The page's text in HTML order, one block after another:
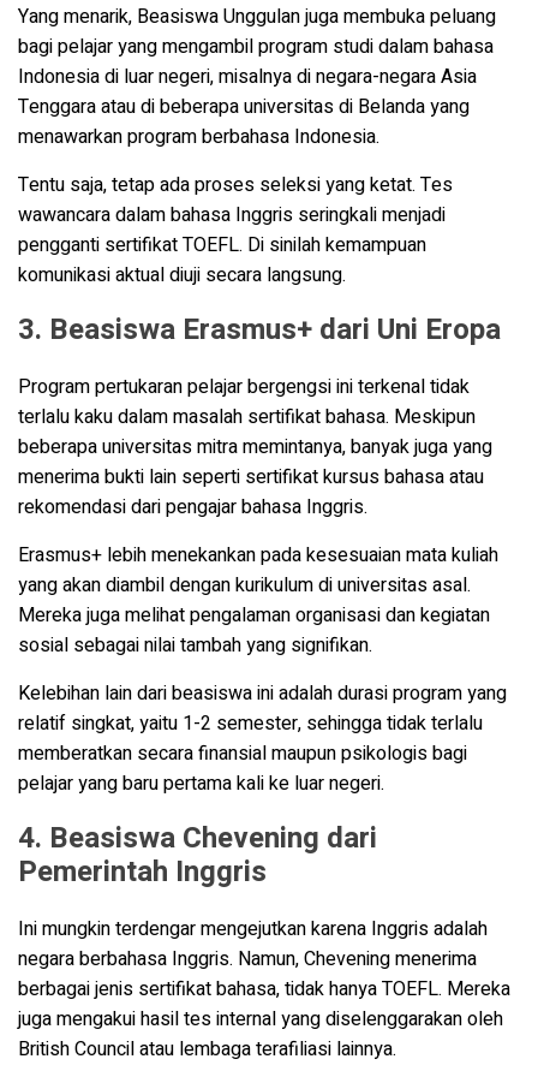
Yang menarik, Beasiswa Unggulan juga membuka peluang
bagi pelajar yang mengambil program studi dalam bahasa
Indonesia di luar negeri, misalnya di negara-negara Asia
Tenggara atau di beberapa universitas di Belanda yang
menawarkan program berbahasa Indonesia.
Tentu saja, tetap ada proses seleksi yang ketat. Tes
wawancara dalam bahasa Inggris seringkali menjadi
pengganti sertifikat TOEFL. Di sinilah kemampuan
komunikasi aktual diuji secara langsung.
3. Beasiswa Erasmus+ dari Uni Eropa
Program pertukaran pelajar bergengsi ini terkenal tidak
terlalu kaku dalam masalah sertifikat bahasa. Meskipun
beberapa universitas mitra memintanya, banyak juga yang
menerima bukti lain seperti sertifikat kursus bahasa atau
rekomendasi dari pengajar bahasa Inggris.
Erasmus+ lebih menekankan pada kesesuaian mata kuliah
yang akan diambil dengan kurikulum di universitas asal.
Mereka juga melihat pengalaman organisasi dan kegiatan
sosial sebagai nilai tambah yang signifikan.
Kelebihan lain dari beasiswa ini adalah durasi program yang
relatif singkat, yaitu 1-2 semester, sehingga tidak terlalu
memberatkan secara finansial maupun psikologis bagi
pelajar yang baru pertama kali ke luar negeri.
4. Beasiswa Chevening dari
Pemerintah Inggris
Ini mungkin terdengar mengejutkan karena Inggris adalah
negara berbahasa Inggris. Namun, Chevening menerima
berbagai jenis sertifikat bahasa, tidak hanya TOEFL. Mereka
juga mengakui hasil tes internal yang diselenggarakan oleh
British Council atau lembaga terafiliasi lainnya.